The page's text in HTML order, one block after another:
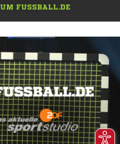
FUSSBALL.DE